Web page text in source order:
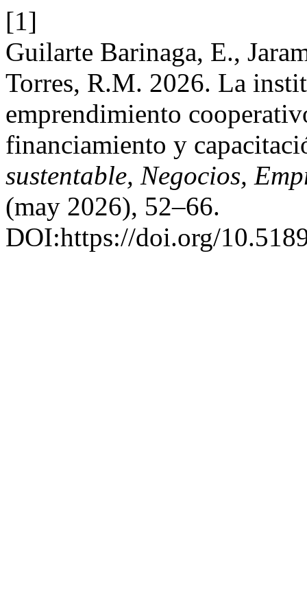
[1]
Guilarte Barinaga, E.,
Torres, R.M. 2026. La
emprendimiento
financiamiento y
sustentable, Negocios,
(may 2026), 52–66.
DOI:https://doi.org/